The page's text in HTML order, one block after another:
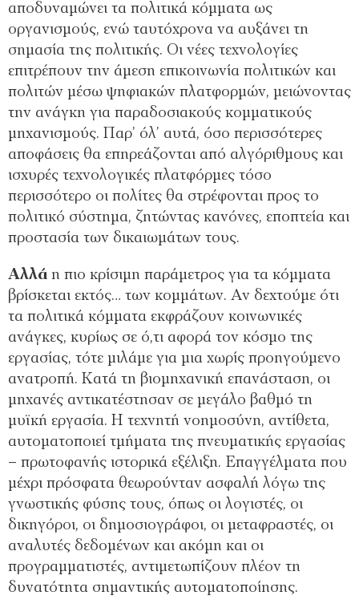
αποδυναµώνει τα πολιτικά κόµµατα ως
οργανισµούς, ενώ ταυτόχρονα να αυξάνει τη
σηµασία της πολιτικής. Οι νέες τεχνολογίες
επιτρέπουν την άµεση επικοινωνία πολιτικών και
πολιτών µέσω ψηφιακών πλατφορµών, µειώνοντας
την ανάγκη για παραδοσιακούς κοµµατικούς
µηχανισµούς. Παρ’ όλ’ αυτά, όσο περισσότερες
αποφάσεις θα επηρεάζονται από αλγόριθµους και
ισχυρές τεχνολογικές πλατφόρµες τόσο
περισσότερο οι πολίτες θα στρέφονται προς το
πολιτικό σύστηµα, ζητώντας κανόνες, εποπτεία και
προστασία των δικαιωµάτων τους.
Αλλά η πιο κρίσιµη παράµετρος για τα κόµµατα
βρίσκεται εκτός… των κοµµάτων. Αν δεχτούµε ότι
τα πολιτικά κόµµατα εκφράζουν κοινωνικές
ανάγκες, κυρίως σε ό,τι αφορά τον κόσµο της
εργασίας, τότε µιλάµε για µια χωρίς προηγούµενο
ανατροπή. Κατά τη βιοµηχανική επανάσταση, οι
µηχανές αντικατέστησαν σε µεγάλο βαθµό τη
µυϊκή εργασία. Η τεχνητή νοηµοσύνη, αντίθετα,
αυτοµατοποιεί τµήµατα της πνευµατικής εργασίας
– πρωτοφανής ιστορικά εξέλιξη. Επαγγέλµατα που
µέχρι πρόσφατα θεωρούνταν ασφαλή λόγω της
γνωστικής φύσης τους, όπως οι λογιστές, οι
δικηγόροι, οι δηµοσιογράφοι, οι µεταφραστές, οι
αναλυτές δεδοµένων και ακόµη και οι
προγραµµατιστές, αντιµετωπίζουν πλέον τη
δυνατότητα σηµαντικής αυτοµατοποίησης.